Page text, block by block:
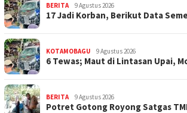
BERITA 9 Agustus 2026
17 Jadi Korban, Berikut Data
KOTAMOBAGU 9 Agustus 2026
6 Tewas; Maut di Lintasan Upai,
BERITA 9 Agustus 2026
Potret Gotong Royong Satgas